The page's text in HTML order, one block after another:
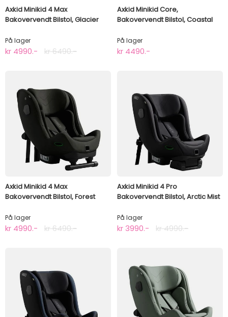
Axkid Minikid 4 Max
Bakovervendt Bilstol, Glacier
På lager
kr 4990.- kr 6490.-
Axkid Minikid Core,
Bakovervendt Bilstol, Coastal
På lager
kr 4490.-
Axkid Minikid 4 Max
Bakovervendt Bilstol, Forest
På lager
kr 4990.- kr 6490.-
Axkid Minikid 4 Pro
Bakovervendt Bilstol, Arctic Mist
På lager
kr 3990.- kr 4990.-